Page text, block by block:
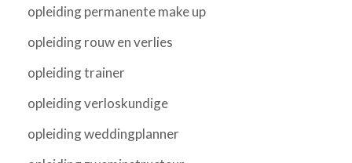
opleiding permanente make up
opleiding rouw en verlies
opleiding trainer
opleiding verloskundige
opleiding weddingplanner